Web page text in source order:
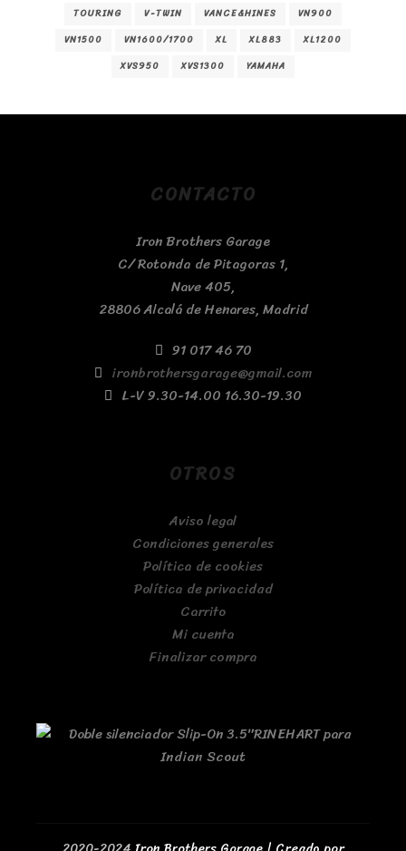
TOURING
V-TWIN VANCE&HINES
VN900
VN1500
VN1600/1700 XL XL883
XL1200
XVS950
XVS1300 YAMAHA
CONTACTO
Iron Brothers Garage
C/ Rotonda de Pitagoras 1,
Nave 405,
28806 Alcalá de Henares, Madrid
91 017 46 70
ironbrothersgarage@gmail.com
L-V 9.30-14.00 16.30-19.30
OTROS
Aviso legal
Condiciones generales
Política de cookies
Política de privacidad
Carrito
Mi cuenta
Finalizar compra